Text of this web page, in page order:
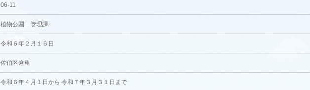
06-11
植物公園 管理課
令和６年２月１６日
佐伯区倉重
令和６年４月１日から 令和７年３月３１日まで